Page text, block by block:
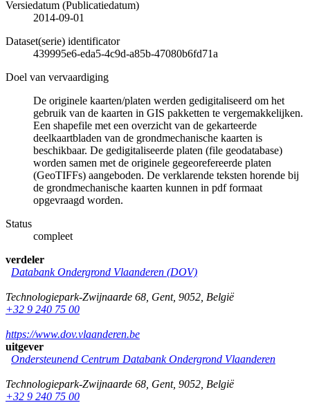
Versiedatum (Publicatiedatum)
2014-09-01
Dataset(serie) identificator
439995e6-eda5-4c9d-a85b-47080b6fd71a
Doel van vervaardiging
De originele kaarten/platen werden gedigitaliseerd om het
gebruik van de kaarten in GIS pakketten te vergemakkelijken.
Een shapefile met een overzicht van de gekarteerde
deelkaartbladen van de grondmechanische kaarten is
beschikbaar. De gedigitaliseerde platen (file geodatabase)
worden samen met de originele gegeorefereerde platen
(GeoTIFFs) aangeboden. De verklarende teksten horende bij
de grondmechanische kaarten kunnen in pdf formaat
opgevraagd worden.
Status
compleet
verdeler
Databank Ondergrond Vlaanderen (DOV)
Technologiepark-Zwijnaarde 68 Gent, 9052 België
+32 9 240 75 00
https://www.dov.vlaanderen.be
uitgever
Ondersteunend Centrum Databank Ondergrond Vlaanderen
Technologiepark-Zwijnaarde 68 Gent, 9052 België
+32 9 240 75 00